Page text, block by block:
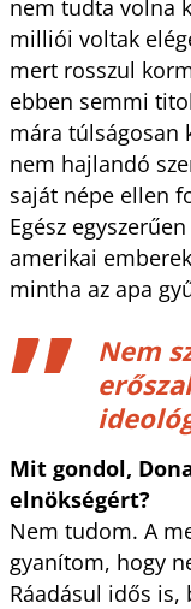
nem tudta volna
milliói voltak
mert rosszul
ebben semmi
mára túlságosan
nem hajlandó
saját népe ellen
Egész
amerikai
mintha az apa
Nem
Mit gondol,
elnökségért?
Nem tudom. A
gyanítom, hogy
Ráadásul idős